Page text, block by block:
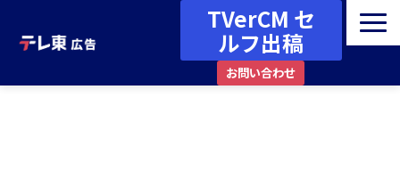
TVerCM セ
ルフ出稿
お問い合わせ